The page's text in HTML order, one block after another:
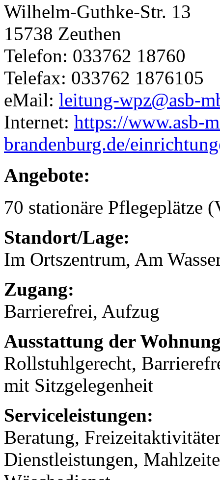
Wilhelm-Guthke-Str. 13
15738 Zeuthen
Telefon: 033762 18760
Telefax: 033762 1876105
eMail: leitung-wpz@asb-
Internet: https://www.asb-
brandenburg.de/
Angebote:
70 stationäre Pflegeplätze
Standort/Lage:
Im Ortszentrum, Am
Zugang:
Barrierefrei, Aufzug
Ausstattung der
Rollstuhlgerecht,
mit Sitzgelegenheit
Serviceleistungen:
Beratung,
Dienstleistungen,